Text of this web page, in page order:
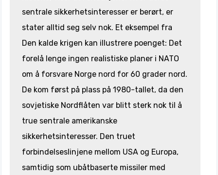
sentrale sikkerhetsinteresser er berørt, er
stater alltid seg selv nok. Et eksempel fra
Den kalde krigen kan illustrere poenget: Det
forelå lenge ingen realistiske planer i NATO
om å forsvare Norge nord for 60 grader nord.
De kom først på plass på 1980-tallet, da den
sovjetiske Nordflåten var blitt sterk nok til å
true sentrale amerikanske
sikkerhetsinteresser. Den truet
forbindelseslinjene mellom USA og Europa,
samtidig som ubåtbaserte missiler med